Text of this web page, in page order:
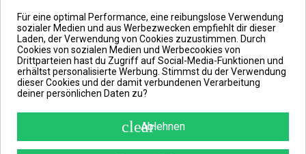
Neu Neu
Für eine optimal Performance, eine reibungslose Verwendung
sozialer Medien und aus Werbezwecken empfiehlt dir dieser
Laden, der Verwendung von Cookies zuzustimmen. Durch
Cookies von sozialen Medien und Werbecookies von
Drittparteien hast du Zugriff auf Social-Media-Funktionen und
erhältst personalisierte Werbung. Stimmst du der Verwendung
dieser Cookies und der damit verbundenen Verarbeitung
deiner persönlichen Daten zu?
clearAblehnen